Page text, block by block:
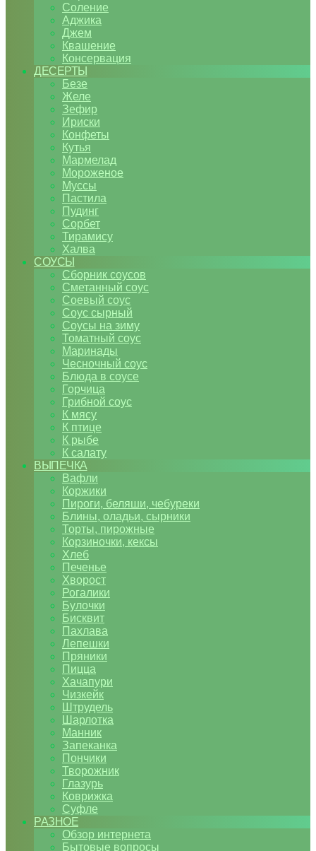
Соление
Аджика
Джем
Квашение
Консервация
ДЕСЕРТЫ
Безе
Желе
Зефир
Ириски
Конфеты
Кутья
Мармелад
Мороженое
Муссы
Пастила
Пудинг
Сорбет
Тирамису
Халва
СОУСЫ
Сборник соусов
Сметанный соус
Соевый соус
Соус сырный
Соусы на зиму
Томатный соус
Маринады
Чесночный соус
Блюда в соусе
Горчица
Грибной соус
К мясу
К птице
К рыбе
К салату
ВЫПЕЧКА
Вафли
Коржики
Пироги, беляши, чебуреки
Блины, оладьи, сырники
Торты, пирожные
Корзиночки, кексы
Хлеб
Печенье
Хворост
Рогалики
Булочки
Бисквит
Пахлава
Лепешки
Пряники
Пицца
Хачапури
Чизкейк
Штрудель
Шарлотка
Манник
Запеканка
Пончики
Творожник
Глазурь
Коврижка
Суфле
РАЗНОЕ
Обзор интернета
Бытовые вопросы